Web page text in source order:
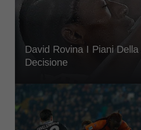
David Rovina I Piani
Decisione